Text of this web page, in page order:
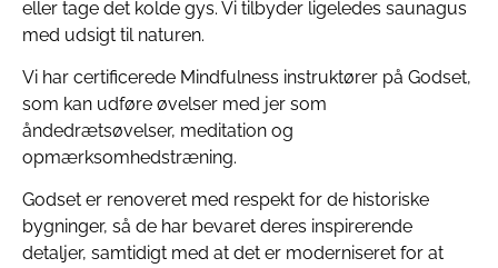
eller tage det kolde gys. Vi tilbyder ligeledes saunagus
med udsigt til naturen.
Vi har certificerede Mindfulness instruktører på Godset,
som kan udføre øvelser med jer som
åndedrætsøvelser, meditation og
opmærksomhedstræning.
Godset er renoveret med respekt for de historiske
bygninger, så de har bevaret deres inspirerende
detaljer, samtidigt med at det er moderniseret for at